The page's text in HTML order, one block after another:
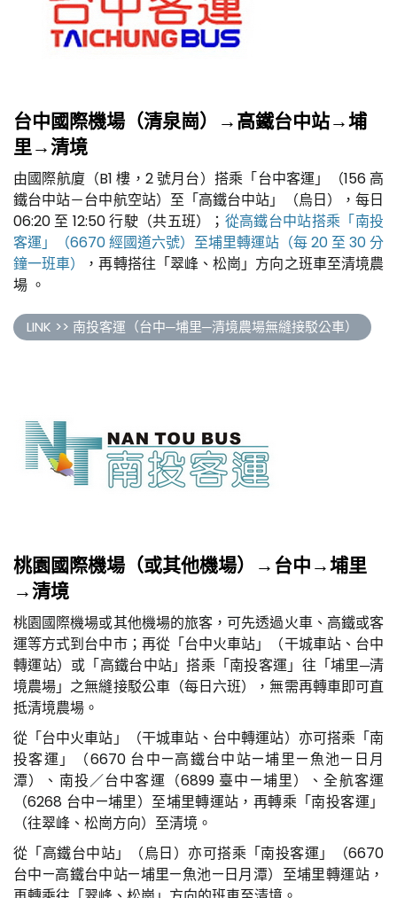
台中國際機場（清泉崗）→高鐵台中站→埔
里→清境
由國際航廈（B1 樓，2 號月台）搭乘「台中客運」（156 高
鐵台中站－台中航空站）至「高鐵台中站」（烏日），每日
06:20 至 12:50 行駛（共五班）； 從高鐵台中站搭乘「南投
客運」（6670 經國道六號）至埔里轉運站（每 20 至 30 分
鐘一班車）
，再轉搭往「翠峰、松崗」方向之班車至清境農
場 。
LINK >> 南投客運（台中─埔里─清境農場無縫接駁公車）
桃園國際機場（或其他機場）→台中→埔里
→清境
桃園國際機場或其他機場的旅客，可先透過火車、高鐵或客
運等方式到台中市；再從「台中火車站」（干城車站、台中
轉運站）或「高鐵台中站」搭乘「南投客運」往「埔里─清
境農場」之無縫接駁公車（每日六班），無需再轉車即可直
抵清境農場。
從「台中火車站」（干城車站、台中轉運站）亦可搭乘「南
投客運」（6670 台中—高鐵台中站—埔里—魚池—日月
潭）、南投／台中客運（6899 臺中—埔里）、全航客運
（6268 台中—埔里）至埔里轉運站，再轉乘「南投客運」
（往翠峰、松崗方向）至清境。
從「高鐵台中站」（烏日）亦可搭乘「南投客運」（6670
台中—高鐵台中站—埔里—魚池—日月潭）至埔里轉運站，